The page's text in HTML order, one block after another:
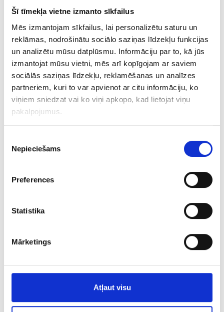
Šī tīmekļa vietne izmanto sīkfailus
Mēs izmantojam sīkfailus, lai personalizētu saturu un
reklāmas, nodrošinātu sociālo saziņas līdzekļu funkcijas
un analizētu mūsu datplūsmu. Informāciju par to, kā jūs
izmantojat mūsu vietni, mēs arī kopīgojam ar saviem
sociālās saziņas līdzekļu, reklamēšanas un analīzes
partneriem, kuri to var apvienot ar citu informāciju, ko
viņiem sniedzat vai ko viņi apkopo, kad lietojat viņu
pakalpojumus.
izvēle
Nepieciešams
Preferences
Statistika
Mārketings
Atļaut visu
Ķēde 1412-0863
€ 135.00
PIEVIENOT GROZAM